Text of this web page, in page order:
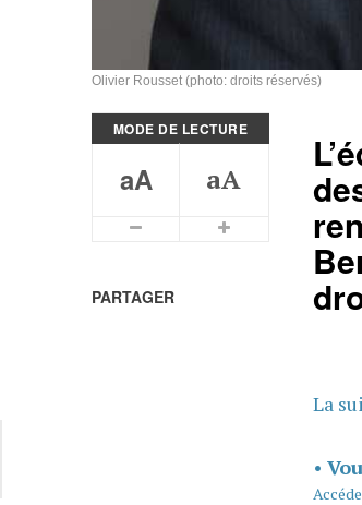
Olivier Rousset (photo: droits réservés)
MODE DE LECTURE
aA aA
Plus petits caractèresPlus grands
PARTAGER
La
•